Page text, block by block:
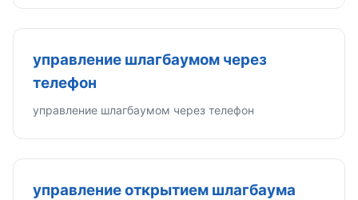
управление шлагбаумом через
телефон
управление шлагбаумом через телефон
управление открытием шлагбаума